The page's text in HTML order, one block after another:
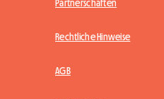
Partnerschaften
Rechtliche Hinweise
AGB